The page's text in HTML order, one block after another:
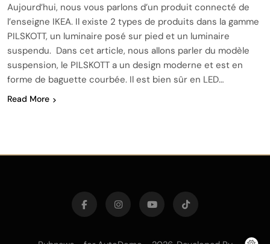
Aujourd’hui, nous vous parlons d’un produit connecté de
l’enseigne IKEA. Il existe 2 types de produits dans la gamme
PILSKOTT, un luminaire posé sur pied et un luminaire
suspendu. Dans cet article, nous allons parler du modèle
suspension, le PILSKOTT a un design moderne et est en
forme de baguette courbée. Il est bien sûr en LED…
Read More